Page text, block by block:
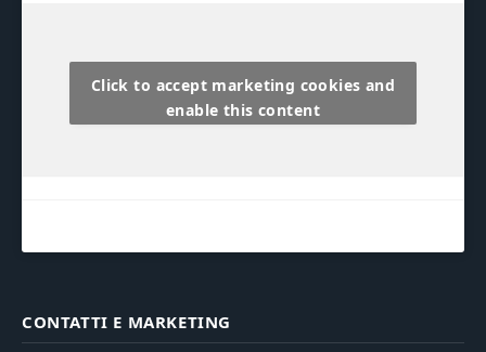
Click to accept marketing cookies and
enable this content
CONTATTI E MARKETING